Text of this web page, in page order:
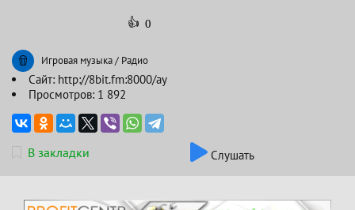
👍 0
Игровая музыка/ Радио
Сайт: http://8bit.fm:8000/ay
Просмотров: 1 892
В закладки Слушать